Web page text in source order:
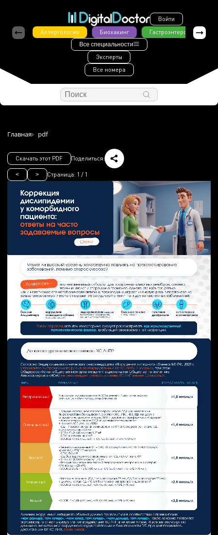
Войти
Аллергология
Биохакинг Гастроэнтерология
Все специальности
Эксперты
Все номера
Главная pdf
< > Страница: 1 / 1
Скачать этот PDF Поделиться: